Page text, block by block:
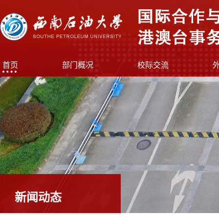
首页 部门概况 校际交流
新闻动态